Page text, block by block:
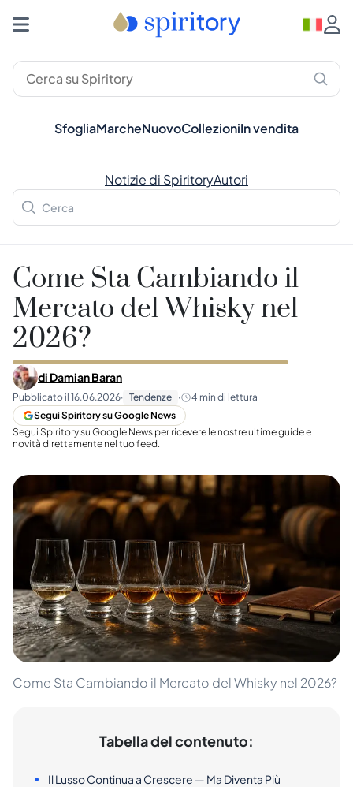
SfogliaMarcheNuovoCollezioniIn vendita
Notizie di SpiritoryAutori
Come Sta Cambiando il
Mercato del Whisky nel
2026?
di Damian Baran
Pubblicato il 16.06.2026· Tendenze · 4 min di lettura
Segui Spiritory su Google News
Segui Spiritory su Google News per ricevere le nostre ultime guide e
novità direttamente nel tuo feed.
Come Sta Cambiando il Mercato del Whisky nel 2026?
Tabella del contenuto:
Il Lusso Continua a Crescere — Ma Diventa Più